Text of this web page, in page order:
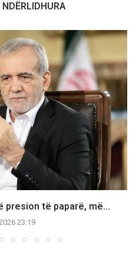
presion të paparë, më...
23:19